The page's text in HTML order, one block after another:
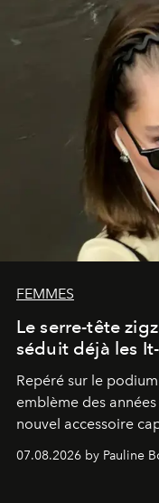
FEMMES
Le serre-tête
séduit déjà les
Repéré sur le
emblème des
nouvel accessoire
s'arrachent déjà.
07.08.2026 by Pauline